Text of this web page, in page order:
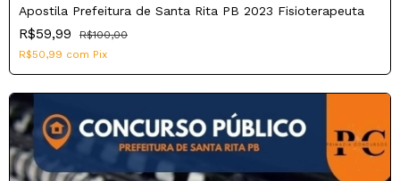
Apostila Prefeitura de Santa Rita PB 2023 Fisioterapeuta
R$59,99
R$100,00
R$50,99 com Pix